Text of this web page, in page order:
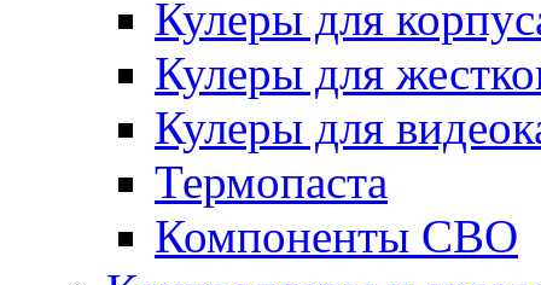
Кулеры для
Кулеры для
Кулеры для
Термопаста
Компоненты СВО